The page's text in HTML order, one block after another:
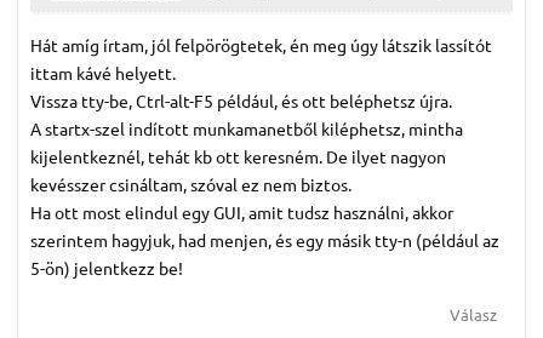
Hát amíg írtam, jól felpörögtetek, én meg úgy látszik lassítót
ittam kávé helyett.
Vissza tty-be, Ctrl-alt-F5 például, és ott beléphetsz újra.
A startx-szel indított munkamanetből kiléphetsz, mintha
kijelentkeznél, tehát kb ott keresném. De ilyet nagyon
kevésszer csináltam, szóval ez nem biztos.
Ha ott most elindul egy GUI, amit tudsz használni, akkor
szerintem hagyjuk, had menjen, és egy másik tty-n (például az
5-ön) jelentkezz be!
Válasz